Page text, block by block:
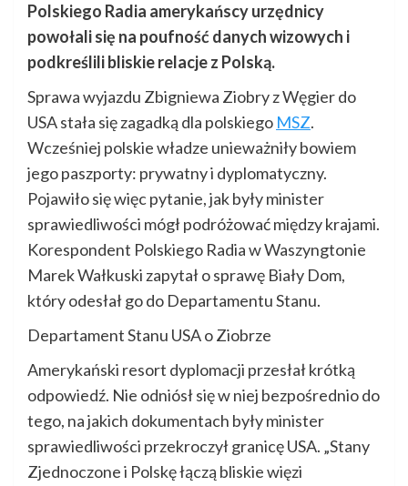
Polskiego Radia amerykańscy urzędnicy
powołali się na poufność danych wizowych i
podkreślili bliskie relacje z Polską.
Sprawa wyjazdu Zbigniewa Ziobry z Węgier do
USA stała się zagadką dla polskiego MSZ.
Wcześniej polskie władze unieważniły bowiem
jego paszporty: prywatny i dyplomatyczny.
Pojawiło się więc pytanie, jak były minister
sprawiedliwości mógł podróżować między krajami.
Korespondent Polskiego Radia w Waszyngtonie
Marek Wałkuski zapytał o sprawę Biały Dom,
który odesłał go do Departamentu Stanu.
Departament Stanu USA o Ziobrze
Amerykański resort dyplomacji przesłał krótką
odpowiedź. Nie odniósł się w niej bezpośrednio do
tego, na jakich dokumentach były minister
sprawiedliwości przekroczył granicę USA. „Stany
Zjednoczone i Polskę łączą bliskie więzi